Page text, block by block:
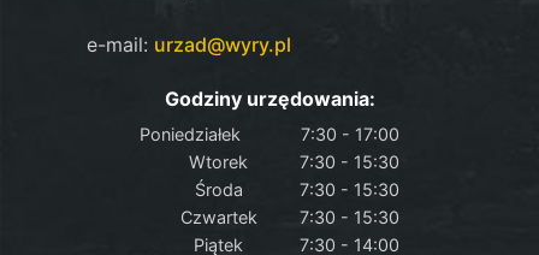
e-mail: urzad@wyry.pl
Godziny urzędowania:
Poniedziałek
7:30 - 17:00
Wtorek
7:30 - 15:30
Środa
7:30 - 15:30
Czwartek
7:30 - 15:30
Piątek
7:30 - 14:00